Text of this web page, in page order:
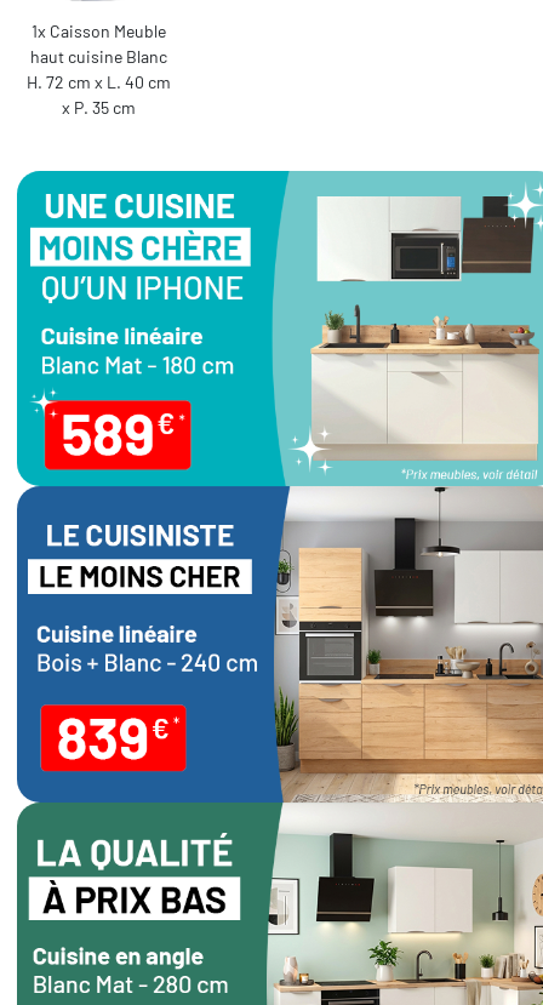
1x Caisson Meuble
haut cuisine Blanc
H. 72 cm x L. 40 cm
x P. 35 cm